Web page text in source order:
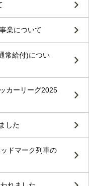
業について
常給付)につい
カーリーグ2025
した
ドマーク列車の